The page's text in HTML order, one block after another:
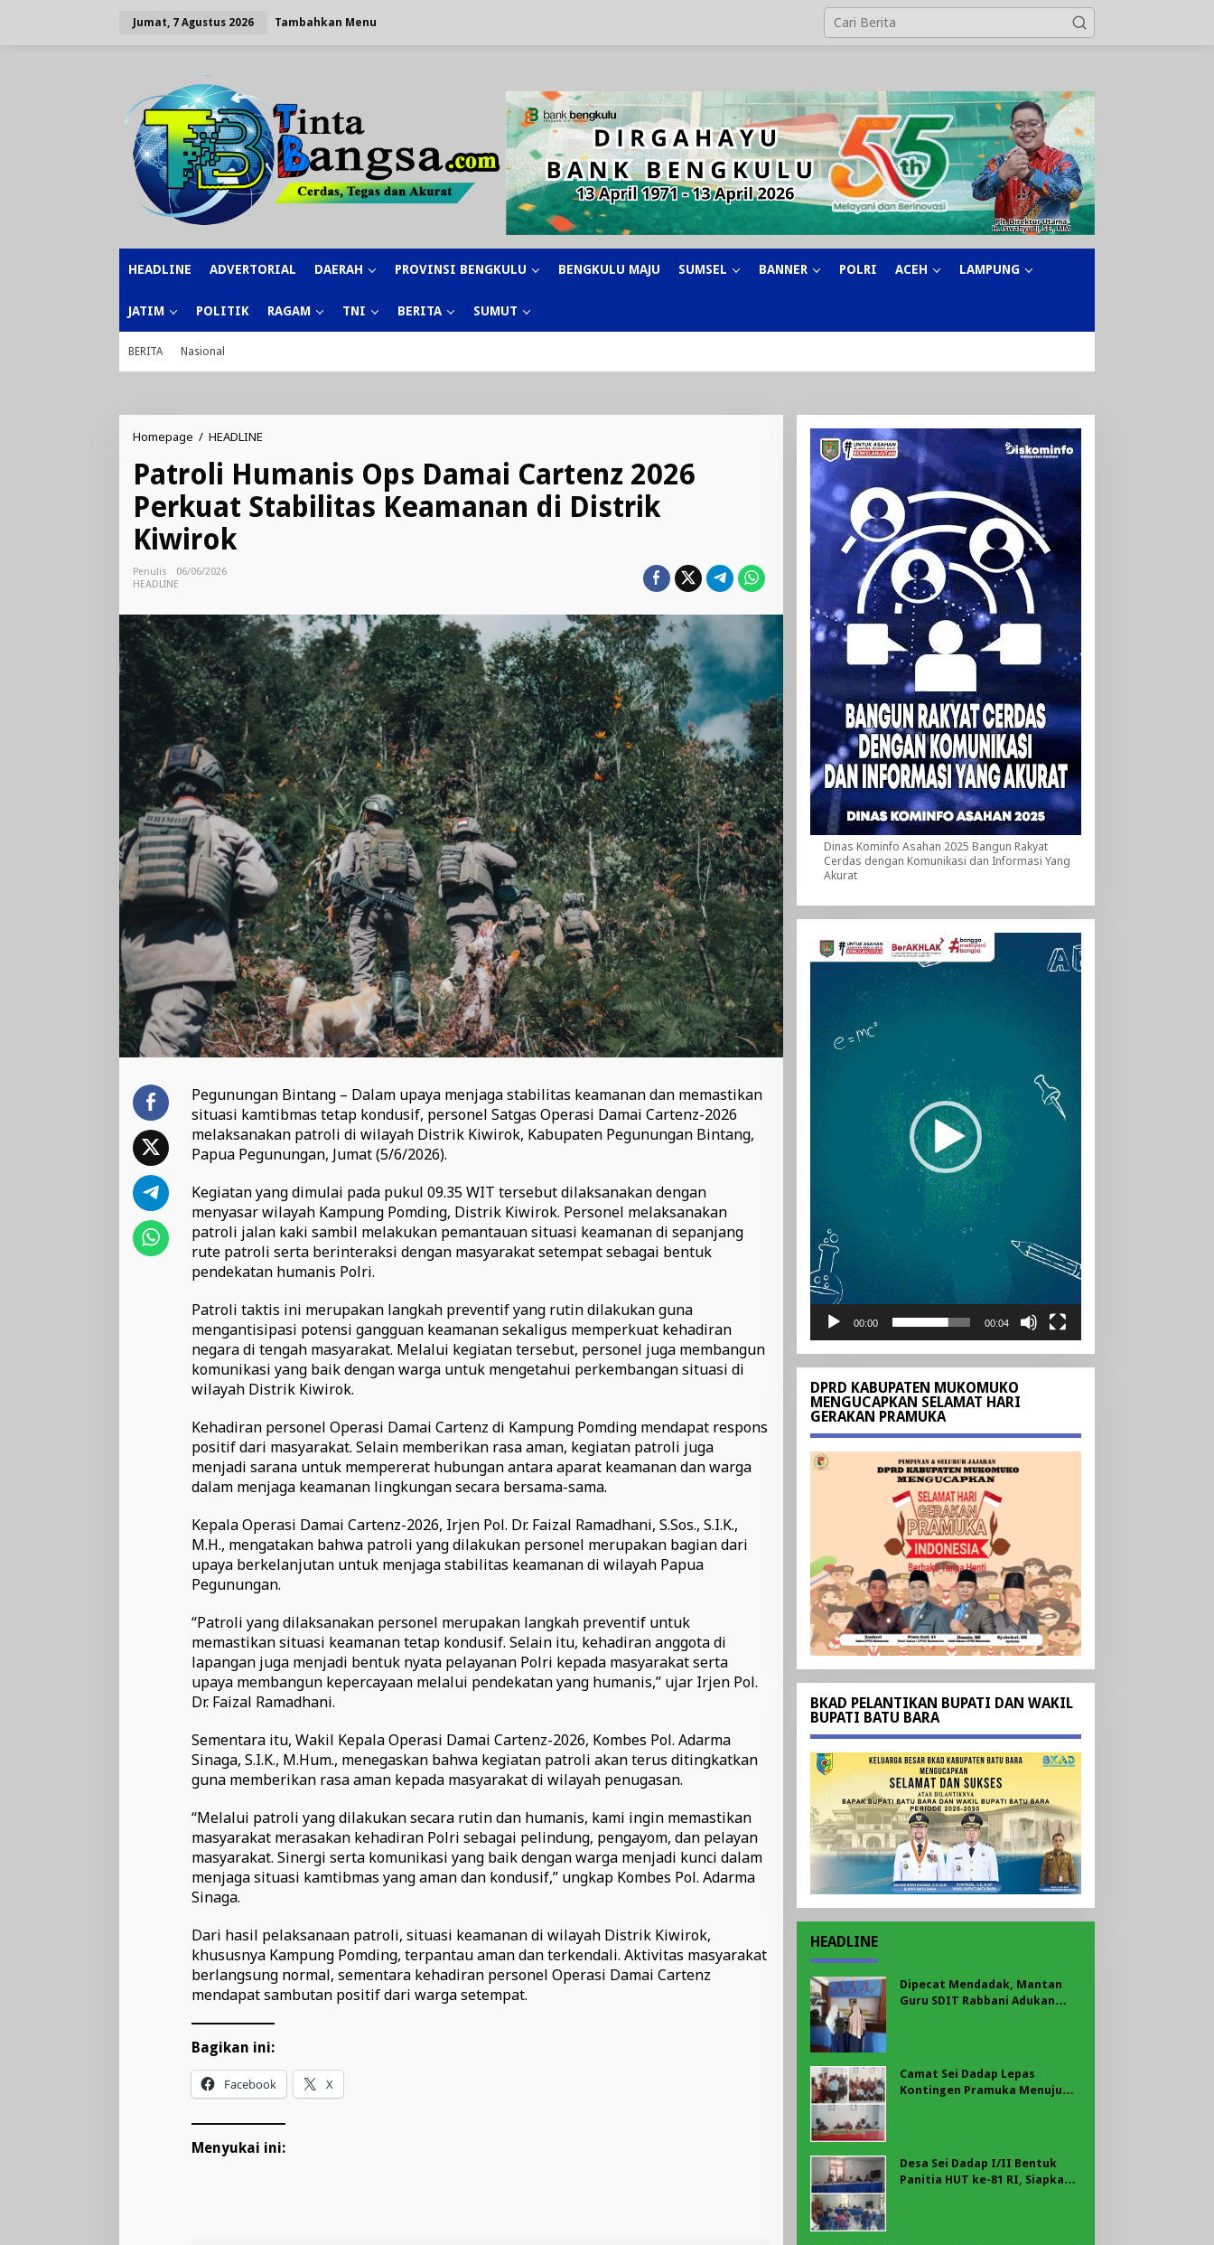
Jumat, 7 Agustus 2026 Tambahkan Menu
HEADLINE ADVERTORIAL DAERAH PROVINSI BENGKULU BENGKULU MAJU SUMSEL BANNER POLRI ACEH LAMPUNG
JATIM POLITIK RAGAM TNI BERITA SUMUT
BERITA Nasional
Homepage / HEADLINE
Ops
Damai
Cartenz
2026
Kiwirok
Patroli Humanis Ops Damai Cartenz 2026
Perkuat Stabilitas Keamanan di Distrik
Kiwirok
Penulis
06/06/2026
HEADLINE
Pegunungan Bintang – Dalam upaya menjaga stabilitas keamanan dan memastikan
situasi kamtibmas tetap kondusif, personel Satgas Operasi Damai Cartenz-2026
melaksanakan patroli di wilayah Distrik Kiwirok, Kabupaten Pegunungan Bintang,
Papua Pegunungan, Jumat (5/6/2026).
Kegiatan yang dimulai pada pukul 09.35 WIT tersebut dilaksanakan dengan
menyasar wilayah Kampung Pomding, Distrik Kiwirok. Personel melaksanakan
patroli jalan kaki sambil melakukan pemantauan situasi keamanan di sepanjang
rute patroli serta berinteraksi dengan masyarakat setempat sebagai bentuk
pendekatan humanis Polri.
Patroli taktis ini merupakan langkah preventif yang rutin dilakukan guna
mengantisipasi potensi gangguan keamanan sekaligus memperkuat kehadiran
negara di tengah masyarakat. Melalui kegiatan tersebut, personel juga membangun
komunikasi yang baik dengan warga untuk mengetahui perkembangan situasi di
wilayah Distrik Kiwirok.
Kehadiran personel Operasi Damai Cartenz di Kampung Pomding mendapat respons
positif dari masyarakat. Selain memberikan rasa aman, kegiatan patroli juga
menjadi sarana untuk mempererat hubungan antara aparat keamanan dan warga
dalam menjaga keamanan lingkungan secara bersama-sama.
Kepala Operasi Damai Cartenz-2026, Irjen Pol. Dr. Faizal Ramadhani, S.Sos., S.I.K.,
M.H., mengatakan bahwa patroli yang dilakukan personel merupakan bagian dari
upaya berkelanjutan untuk menjaga stabilitas keamanan di wilayah Papua
Pegunungan.
“Patroli yang dilaksanakan personel merupakan langkah preventif untuk
memastikan situasi keamanan tetap kondusif. Selain itu, kehadiran anggota di
lapangan juga menjadi bentuk nyata pelayanan Polri kepada masyarakat serta
upaya membangun kepercayaan melalui pendekatan yang humanis,” ujar Irjen Pol.
Dr. Faizal Ramadhani.
Sementara itu, Wakil Kepala Operasi Damai Cartenz-2026, Kombes Pol. Adarma
Sinaga, S.I.K., M.Hum., menegaskan bahwa kegiatan patroli akan terus ditingkatkan
guna memberikan rasa aman kepada masyarakat di wilayah penugasan.
“Melalui patroli yang dilakukan secara rutin dan humanis, kami ingin memastikan
masyarakat merasakan kehadiran Polri sebagai pelindung, pengayom, dan pelayan
masyarakat. Sinergi serta komunikasi yang baik dengan warga menjadi kunci dalam
menjaga situasi kamtibmas yang aman dan kondusif,” ungkap Kombes Pol. Adarma
Sinaga.
Dari hasil pelaksanaan patroli, situasi keamanan di wilayah Distrik Kiwirok,
khususnya Kampung Pomding, terpantau aman dan terkendali. Aktivitas masyarakat
berlangsung normal, sementara kehadiran personel Operasi Damai Cartenz
mendapat sambutan positif dari warga setempat.
Bagikan ini:
Facebook X
Menyukai ini:
Dinas Kominfo Asahan 2025 Bangun Rakyat
Cerdas dengan Komunikasi dan Informasi Yang
Akurat
Pemutar
Video
00:00 00:04
DPRD KABUPATEN MUKOMUKO
MENGUCAPKAN SELAMAT HARI
GERAKAN PRAMUKA
BKAD PELANTIKAN BUPATI DAN WAKIL
BUPATI BATU BARA
HEADLINE
Dipecat Mendadak, Mantan
Guru SDIT Rabbani Adukan
Camat Sei Dadap Lepas
Kontingen Pramuka Menuju
Desa Sei Dadap I/II Bentuk
Panitia HUT ke-81 RI, Siapkan